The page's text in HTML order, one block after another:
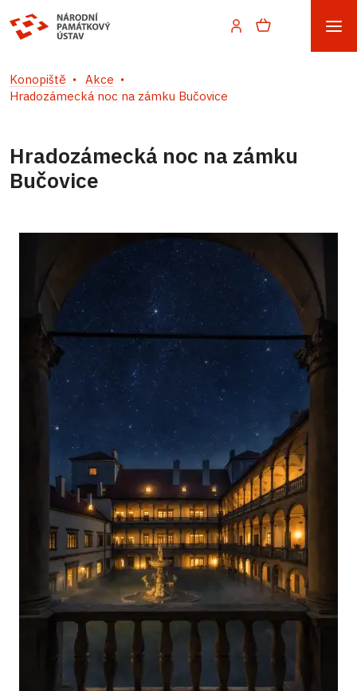
Konopiště
Akce
Hradozámecká noc na zámku Bučovice
Hradozámecká noc na zámku
Bučovice